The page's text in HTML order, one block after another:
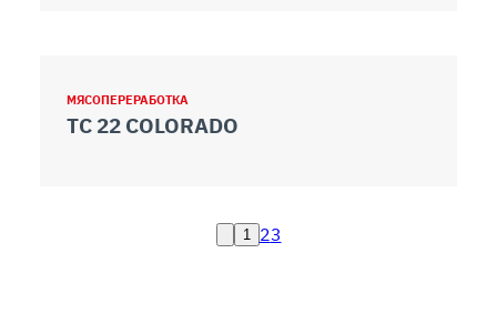
МЯСОПЕРЕРАБОТКА
TC 22 COLORADO
1 23